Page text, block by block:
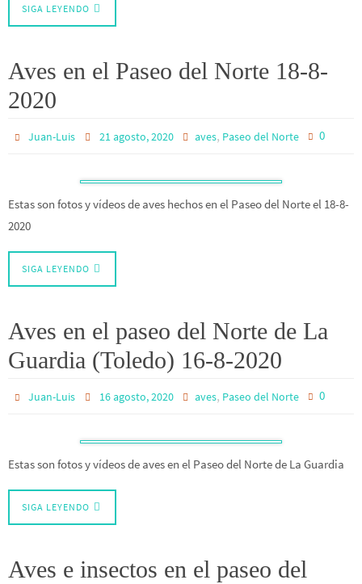
SIGA LEYENDO
Aves en el Paseo del Norte 18-8-
2020
Juan-Luis 21 agosto, 2020 aves, Paseo del Norte 0
Estas son fotos y vídeos de aves hechos en el Paseo del Norte el 18-8-
2020
SIGA LEYENDO
Aves en el paseo del Norte de La
Guardia (Toledo) 16-8-2020
Juan-Luis 16 agosto, 2020 aves, Paseo del Norte 0
Estas son fotos y vídeos de aves en el Paseo del Norte de La Guardia
SIGA LEYENDO
Aves e insectos en el paseo del